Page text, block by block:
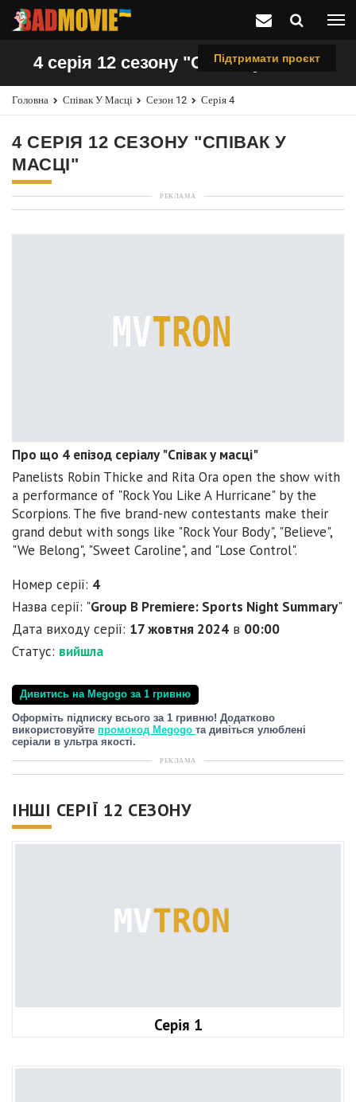
Підтримати проєкт
4 серія 12 сезону "Співак у масці"
Головна Співак У Масці Сезон 12 Серія 4
4 СЕРІЯ 12 СЕЗОНУ "СПІВАК У
МАСЦІ"
РЕКЛАМА
Про що 4 епізод серіалу "Співак у масці"
Panelists Robin Thicke and Rita Ora open the show with
a performance of "Rock You Like A Hurricane" by the
Scorpions. The five brand-new contestants make their
grand debut with songs like "Rock Your Body", "Believe",
"We Belong", "Sweet Caroline", and "Lose Control".
Номер серії: 4
Назва серії: "Group B Premiere: Sports Night Summary"
Дата виходу серії: 17 жовтня 2024 в 00:00
Статус: вийшла
Дивитись на Megogo за 1 гривню
Оформіть підписку всього за 1 гривню! Додатково
використовуйте промокод Megogo та дивіться улюблені
серіали в ультра якості.
РЕКЛАМА
ІНШІ СЕРІЇ 12 СЕЗОНУ
Серія 1